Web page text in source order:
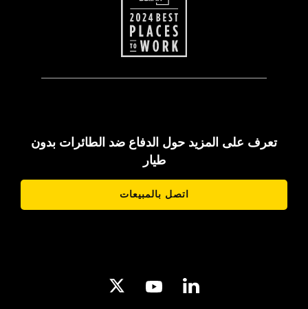
تعرف على المزيد حول الدفاع ضد الطائرات بدون
طيار
اتصل بالمبيعات